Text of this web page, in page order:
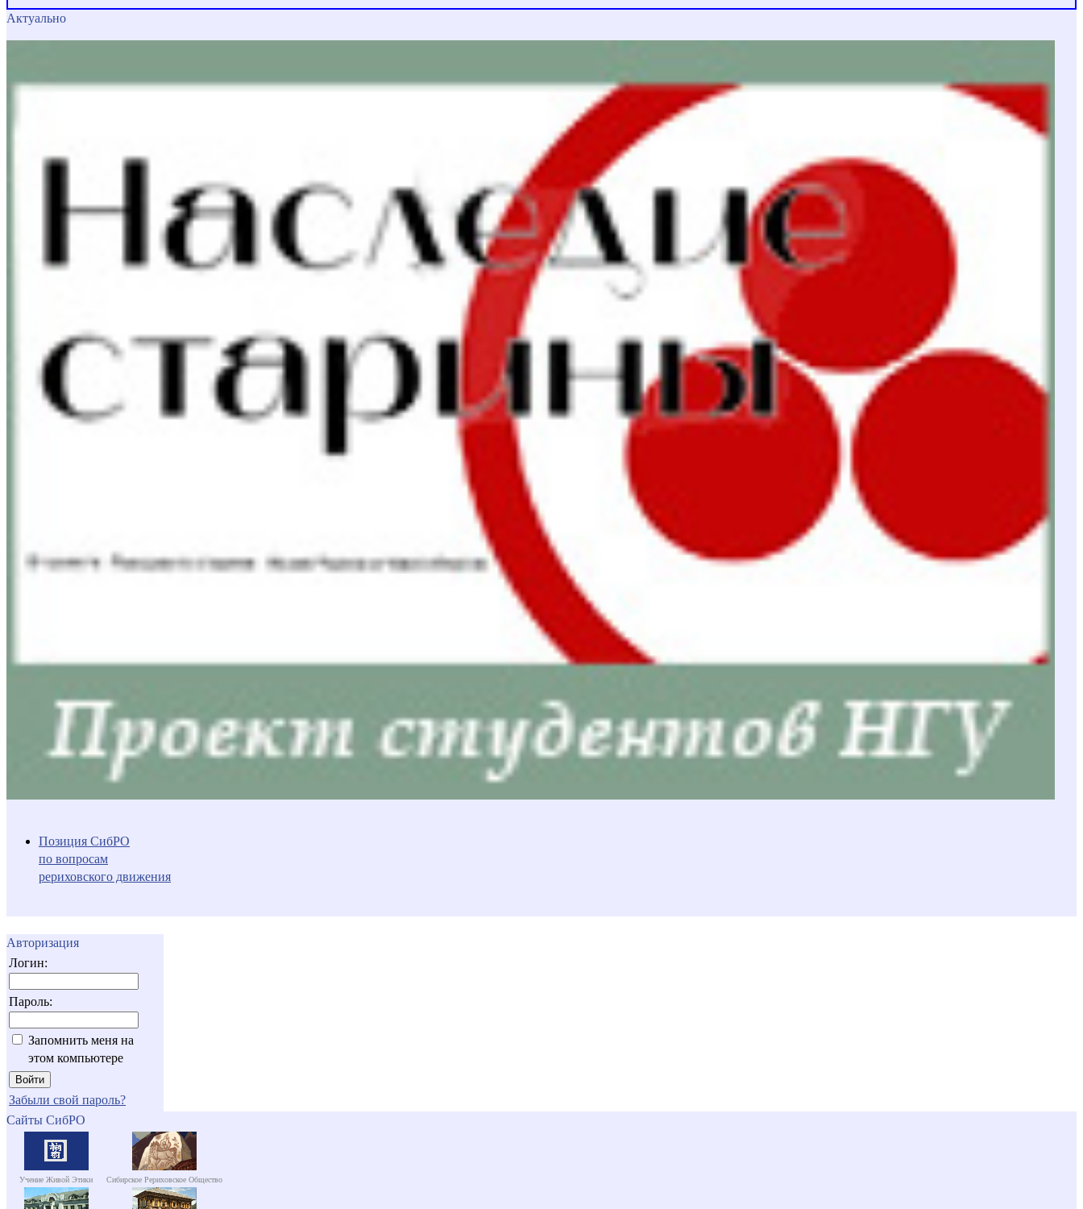
Актуально
Позиция СибРО
по вопросам
рериховского движения
Авторизация
Логин:
Пароль:
Запомнить меня на
этом компьютере
Забыли свой пароль?
Сайты СибРО
Учение Живой Этики Сибирское Рериховское Общество